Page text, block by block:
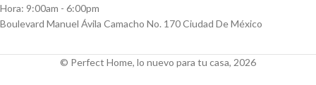
Hora: 9:00am - 6:00pm
Boulevard Manuel Ávila Camacho No. 170 Ciudad De México
© Perfect Home, lo nuevo para tu casa, 2026